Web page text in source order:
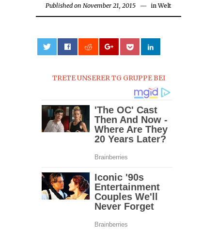
Published on November 21, 2015 November
in Welt
TRETE UNSERER TG GRUPPE BEI